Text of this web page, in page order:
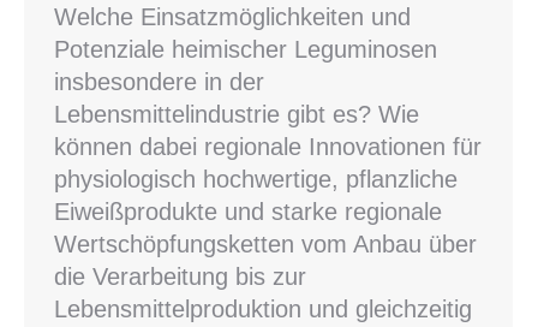
Welche Einsatzmöglichkeiten und
Potenziale heimischer Leguminosen
insbesondere in der
Lebensmittelindustrie gibt es? Wie
können dabei regionale Innovationen für
physiologisch hochwertige, pflanzliche
Eiweißprodukte und starke regionale
Wertschöpfungsketten vom Anbau über
die Verarbeitung bis zur
Lebensmittelproduktion und gleichzeitig